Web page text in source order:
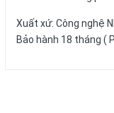
Xuất xứ: Công nghệ
Bảo hành 18 tháng (